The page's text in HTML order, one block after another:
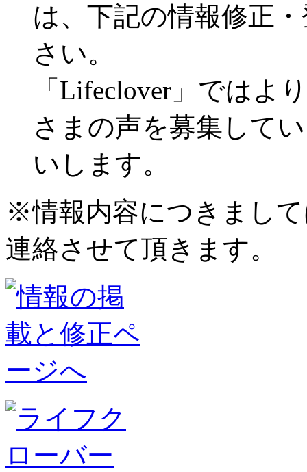
は、下記の情報修正
さい。
「Lifeclover」ではよ
さまの声を募集して
いします。
※情報内容につきまし
連絡させて頂きます。